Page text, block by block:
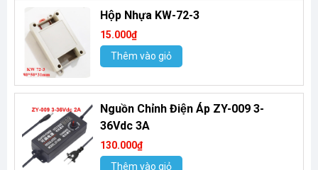
Hộp Nhựa KW-72-3
15.000₫
Thêm vào giỏ
Nguồn Chỉnh Điện Áp ZY-009 3-
36Vdc 3A
130.000₫
Thêm vào giỏ